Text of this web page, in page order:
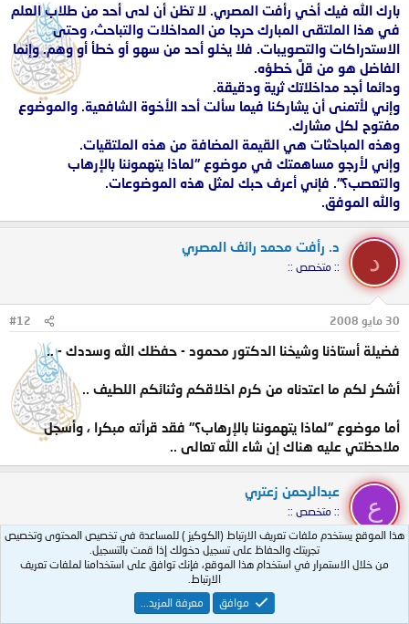
بارك الله فيك أخي رأفت المصري. لا تظن أن لدى أحد من طلاب العلم
في هذا الملتقى المبارك حرجا من المداخلات والتباحث، وحتى
الاستدراكات والتصويبات. فلا يخلو أحد من سهو أو خطأ أو وهم. وإنما
الفاضل هو من قلَّ خطؤه.
ودائما أجد مداخلاتك ثرية ودقيقة.
وإني لأتمنى أن يشاركنا فيما سألت أحد الأخوة الشافعية. والموضوع
مفتوح لكل مشارك.
وهذه المباحثات هي القيمة المضافة من هذه الملتقيات.
وإني لأرجو مساهمتك في موضوع "لماذا يتهموننا بالإرهاب
والتعصب؟". فإني أعرف حبك لمثل هذه الموضوعات.
والله الموفق.
د
د. رأفت محمد رائف المصري
:: متخصص ::
30 مايو 2008 #12
فضيلة أستاذنا وشيخنا الدكتور محمود - حفظك الله وسددك - ..
أشكر لكم ما اعتدناه من كرم اخلاقكم وثنائكم اللطيف ..
أما موضوع "لماذا يتهموننا بالإرهاب؟" فقد قرأته مبكرا ، وأسجل
ملاحظتي عليه هناك إن شاء الله تعالى ..
ع
عبدالرحمن زعتري
:: متخصص ::
#13
هل توافقون على هذه العبارة :
هذا الموقع يستخدم ملفات تعريف الارتباط (الكوكيز ) للمساعدة في تخصيص المحتوى وتخصيص
تجربتك والحفاظ على تسجيل دخولك إذا قمت بالتسجيل.
من خلال الاستمرار في استخدام هذا الموقع، فإنك توافق على استخدامنا لملفات تعريف
الارتباط.
موافق
معرفة المزيد...